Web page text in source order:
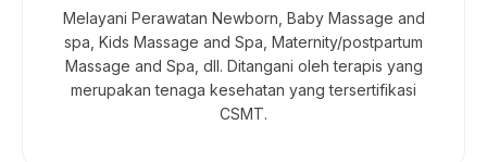
Melayani Perawatan Newborn, Baby Massage and
spa, Kids Massage and Spa, Maternity/postpartum
Massage and Spa, dll. Ditangani oleh terapis yang
merupakan tenaga kesehatan yang tersertifikasi
CSMT.